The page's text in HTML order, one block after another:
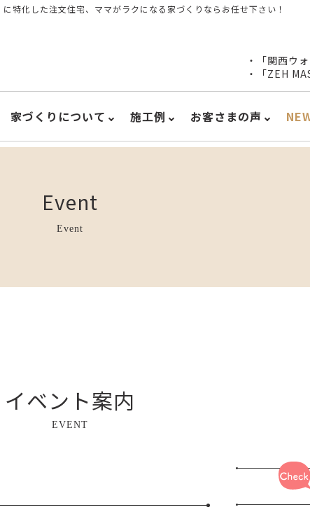
特化した注文住宅、ママがラクになる家づくりならお任せ下さい！
・「関西ウ
・「ZEH
家づくりについて 施工例 お客さまの声
Event
Event
イベント案内
EVENT